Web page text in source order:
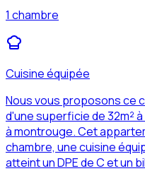
1 chambre
Cuisine équipée
Nous vous proposons ce
d'une superficie de 32m²
à montrouge. Cet
chambre, une cuisine
atteint un DPE de C et un